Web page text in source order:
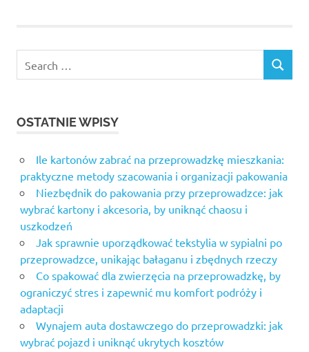
for:
SEARCH
OSTATNIE WPISY
Ile kartonów zabrać na przeprowadzkę mieszkania:
praktyczne metody szacowania i organizacji pakowania
Niezbędnik do pakowania przy przeprowadzce: jak
wybrać kartony i akcesoria, by uniknąć chaosu i
uszkodzeń
Jak sprawnie uporządkować tekstylia w sypialni po
przeprowadzce, unikając bałaganu i zbędnych rzeczy
Co spakować dla zwierzęcia na przeprowadzkę, by
ograniczyć stres i zapewnić mu komfort podróży i
adaptacji
Wynajem auta dostawczego do przeprowadzki: jak
wybrać pojazd i uniknąć ukrytych kosztów